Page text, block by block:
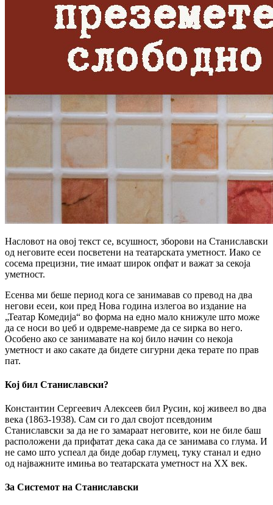
Насловот на овој текст се, всушност, зборови на Станиславски
од неговите есеи посветени на театарската уметност. Иако се
сосема прецизни, тие имаат широк опфат и важат за секоја
уметност.
Есенва ми беше период кога се занимавав со превод на два
негови есеи, кои пред Нова година излегоа во издание на
„Театар Комедија“ во форма на едно мало книжуле што може
да се носи во џеб и одвреме-навреме да се ѕирка во него.
Особено ако се занимавате на кој било начин со некоја
уметност и ако сакате да бидете сигурни дека терате по прав
пат.
Кој бил Станиславски?
Константин Сергеевич Алексеев бил Русин, кој живеел во два
века (1863-1938). Сам си го дал својот псевдоним
Станиславски за да не го замараат неговите, кои не биле баш
расположени да прифатат дека сака да се занимава со глума. И
не само што успеал да биде добар глумец, туку станал и едно
од најважните имиња во театарската уметност на ХХ век.
За Системот на Станиславски